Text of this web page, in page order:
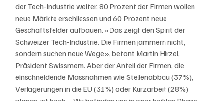
der Tech-Industrie weiter. 80 Prozent der Firmen wollen
neue Märkte erschliessen und 60 Prozent neue
Geschäftsfelder aufbauen. «Das zeigt den Spirit der
Schweizer Tech-Industrie. Die Firmen jammern nicht,
sondern suchen neue Wege», betont Martin Hirzel,
Präsident Swissmem. Aber der Anteil der Firmen, die
einschneidende Massnahmen wie Stellenabbau (37%),
Verlagerungen in die EU (31%) oder Kurzarbeit (28%)